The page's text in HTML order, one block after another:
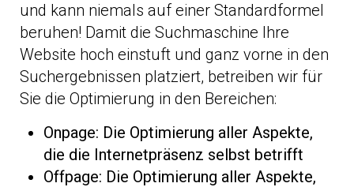
und kann niemals auf einer Standardformel
beruhen! Damit die Suchmaschine Ihre
Website hoch einstuft und ganz vorne in den
Suchergebnissen platziert, betreiben wir für
Sie die Optimierung in den Bereichen:
Onpage: Die Optimierung aller Aspekte,
die die Internetpräsenz selbst betrifft
Offpage: Die Optimierung aller Aspekte,